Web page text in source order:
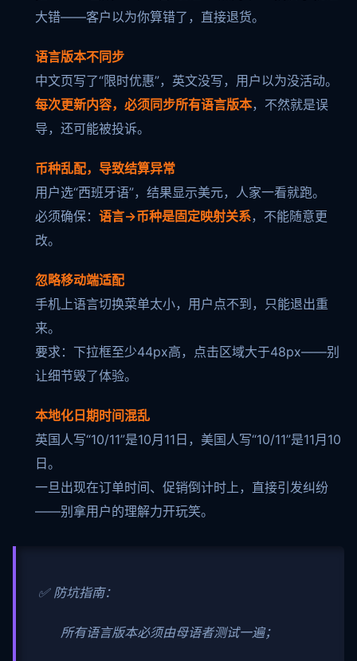
大错——客户以为你算错了，直接退货。
语言版本不同步
中文页写了“限时优惠”，英文没写，用户以为没活动。
每次更新内容，必须同步所有语言版本，不然就是误
导，还可能被投诉。
币种乱配，导致结算异常
用户选“西班牙语”，结果显示美元，人家一看就跑。
必须确保： 语言→币种是固定映射关系，不能随意更
改。
忽略移动端适配
手机上语言切换菜单太小，用户点不到，只能退出重
来。
要求：下拉框至少44px高，点击区域大于48px——别
让细节毁了体验。
本地化日期时间混乱
英国人写“10/11”是10月11日，美国人写“10/11”是11月10
日。
一旦出现在订单时间、促销倒计时上，直接引发纠纷
——别拿用户的理解力开玩笑。
✅ 防坑指南：
所有语言版本必须由母语者测试一遍；